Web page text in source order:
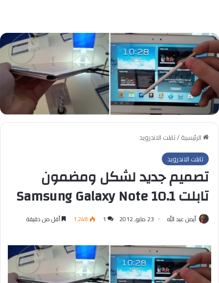
الرئيسية/تابلت الاندرويد
تابلت الاندرويد
تصميم جديد لشكل ومضمون
تابلت Samsung Galaxy Note 10.1
أيمن عبد الله 23 مايو, 2012 1 1٬248 أقل من دقيقة